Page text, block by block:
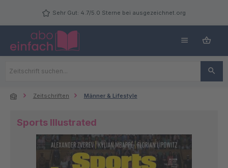
Zum Hauptinhalt springenSehr Gut: 4.7/5.0 Sterne bei ausgezeichnet.org
Zeitschriften Männer & Lifestyle
Sports Illustrated